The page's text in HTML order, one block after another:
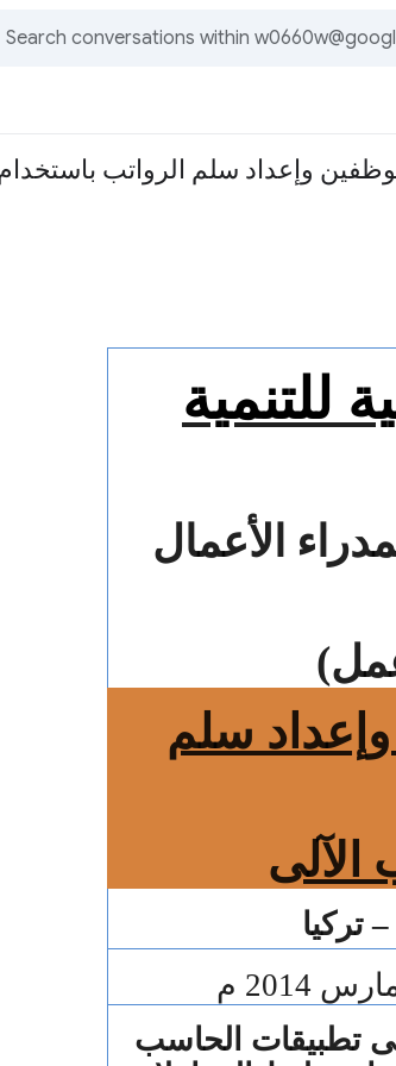
وإعداد سلم الرواتب
للتنمية
الأعمال
سلم
الآلى
تركيا
تطبيقات الحاسب